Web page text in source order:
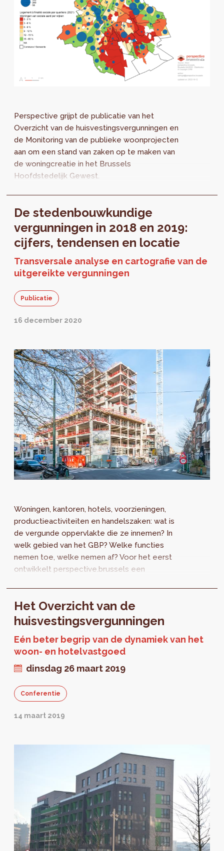
Perspective grijpt de publicatie van het
Overzicht van de huisvestingsvergunningen en
de Monitoring van de publieke woonprojecten
aan om een stand van zaken op te maken van
de woningcreatie in het Brussels
Hoofdstedelijk Gewest.
De stedenbouwkundige
vergunningen in 2018 en 2019:
cijfers, tendensen en locatie
Transversale analyse en cartografie van de
uitgereikte vergunningen
Publicatie
16 december 2020
Woningen, kantoren, hotels, voorzieningen,
productieactiviteiten en handelszaken: wat is
de vergunde oppervlakte die ze innemen? In
welk gebied van het GBP? Welke functies
nemen toe, welke nemen af? Voor het eerst
ontwikkelt perspective.brussels een
goedgekeurd in 2018 en 2019.
Het Overzicht van de
huisvestingsvergunningen
Eén beter begrip van de dynamiek van het
woon- en hotelvastgoed
dinsdag 26 maart 2019
Conferentie
14 maart 2019